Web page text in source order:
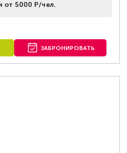
от 5000 Р/чел.
ЗАБРОНИРОВАТЬ